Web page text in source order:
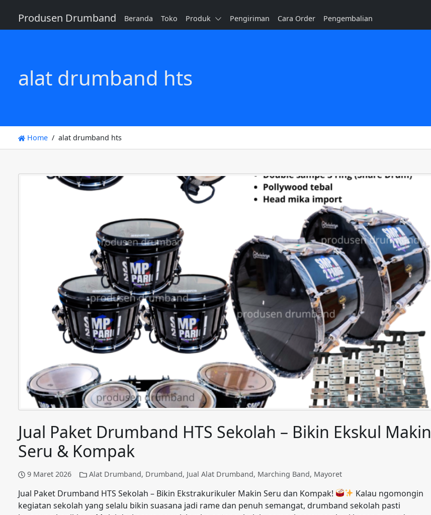
Produsen Drumband Beranda Toko Produk Pengiriman Cara Order Pengembalian
alat drumband hts
Home alat drumband hts
Jual Paket Drumband HTS Sekolah – Bikin Ekskul Makin
Seru & Kompak
9 Maret 2026 Alat Drumband, Drumband, Jual Alat Drumband, Marching Band, Mayoret
Jual Paket Drumband HTS Sekolah – Bikin Ekstrakurikuler Makin Seru dan Kompak!
Kalau ngomongin
kegiatan sekolah yang selalu bikin suasana jadi rame dan penuh semangat, drumband sekolah pasti